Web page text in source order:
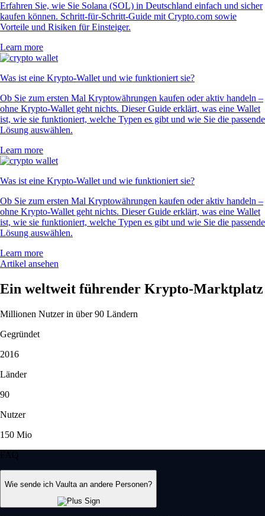
Erfahren Sie, wie Sie Solana (SOL) in Deutschland einfach und sicher
kaufen können. Schritt-für-Schritt-Guide mit Crypto.com sowie
Vorteile und Risiken für Einsteiger.
Learn more
Was ist eine Krypto-Wallet und wie funktioniert sie?
Ob Sie zum ersten Mal Kryptowährungen kaufen oder aktiv handeln –
ohne Krypto-Wallet geht nichts. Dieser Guide erklärt, was eine Wallet
ist, wie sie funktioniert, welche Typen es gibt und wie Sie die passende
Lösung auswählen.
Learn more
Was ist eine Krypto-Wallet und wie funktioniert sie?
Ob Sie zum ersten Mal Kryptowährungen kaufen oder aktiv handeln –
ohne Krypto-Wallet geht nichts. Dieser Guide erklärt, was eine Wallet
ist, wie sie funktioniert, welche Typen es gibt und wie Sie die passende
Lösung auswählen.
Learn more
Artikel ansehen
Ein weltweit führender Krypto-Marktplatz
Millionen Nutzer in über 90 Ländern
Gegründet
2016
Länder
90
Nutzer
150 Mio
FAQ
Wie sende ich Vaulta an andere Personen?